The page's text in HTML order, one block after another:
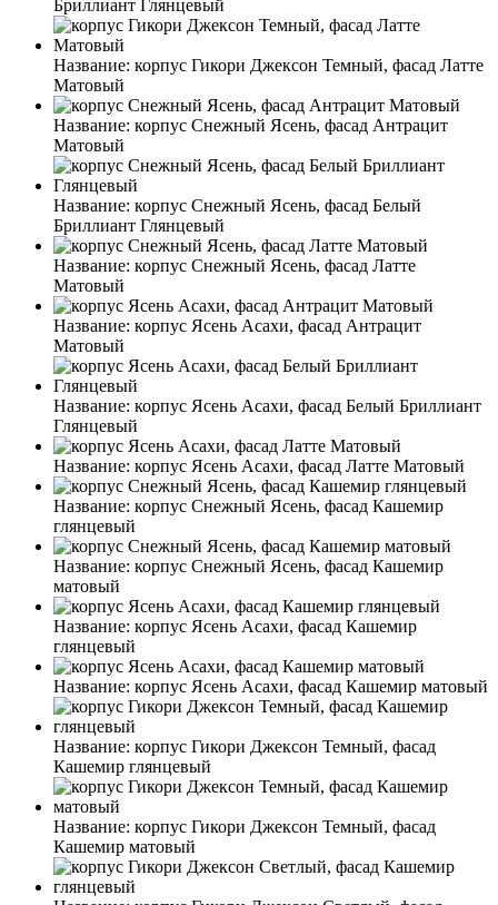
Бриллиант Глянцевый
Название: корпус Гикори Джексон Темный, фасад Латте
Матовый
Название: корпус Снежный Ясень, фасад Антрацит
Матовый
Название: корпус Снежный Ясень, фасад Белый
Бриллиант Глянцевый
Название: корпус Снежный Ясень, фасад Латте
Матовый
Название: корпус Ясень Асахи, фасад Антрацит
Матовый
Название: корпус Ясень Асахи, фасад Белый Бриллиант
Глянцевый
Название: корпус Ясень Асахи, фасад Латте Матовый
Название: корпус Снежный Ясень, фасад Кашемир
глянцевый
Название: корпус Снежный Ясень, фасад Кашемир
матовый
Название: корпус Ясень Асахи, фасад Кашемир
глянцевый
Название: корпус Ясень Асахи, фасад Кашемир матовый
Название: корпус Гикори Джексон Темный, фасад
Кашемир глянцевый
Название: корпус Гикори Джексон Темный, фасад
Кашемир матовый